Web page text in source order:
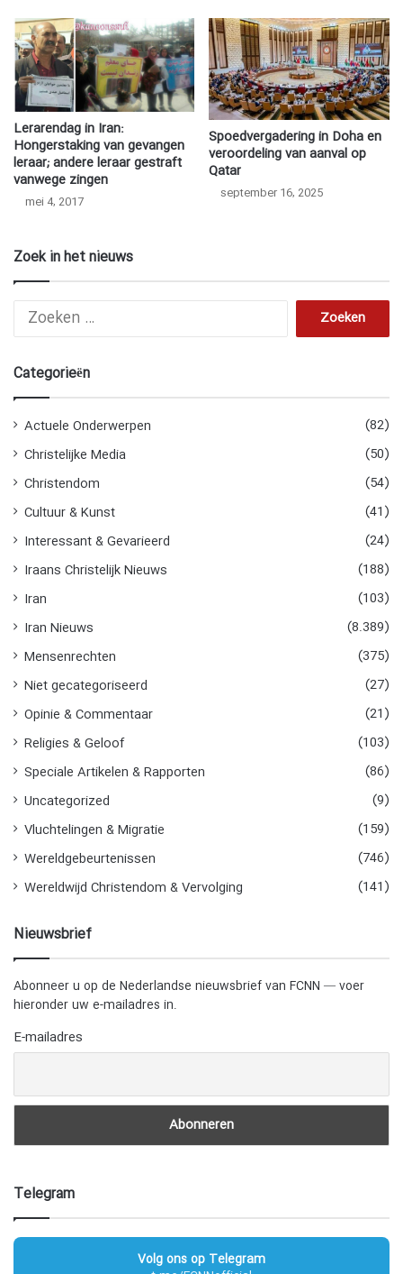
Lerarendag in Iran:
Hongerstaking van gevangen
leraar; andere leraar gestraft
vanwege zingen
mei 4, 2017
Spoedvergadering in Doha en
veroordeling van aanval op
Qatar
september 16, 2025
Zoek in het nieuws
n
Categorieën
Actuele Onderwerpen
(82)
Christelijke Media
(50)
Christendom
(54)
Cultuur & Kunst
(41)
Interessant & Gevarieerd
(24)
Iraans Christelijk Nieuws
(188)
Iran
(103)
Iran Nieuws
(8.389)
Mensenrechten
(375)
Niet gecategoriseerd
(27)
Opinie & Commentaar
(21)
Religies & Geloof
(103)
Speciale Artikelen & Rapporten
(86)
Uncategorized
(9)
Vluchtelingen & Migratie
(159)
Wereldgebeurtenissen
(746)
Wereldwijd Christendom & Vervolging
(141)
Nieuwsbrief
Abonneer u op de Nederlandse nieuwsbrief van FCNN — voer
hieronder uw e-mailadres in.
E-mailadres
Telegram
Volg ons op Telegram